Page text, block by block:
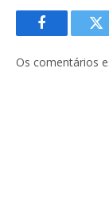
Facebook
Os comentários